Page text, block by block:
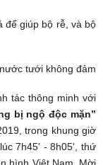
giúp bộ rễ, và bộ
tưới không đảm
tác thông minh với
bị ngộ độc mặn”
trong khung giờ
7h45' - 8h05', thứ